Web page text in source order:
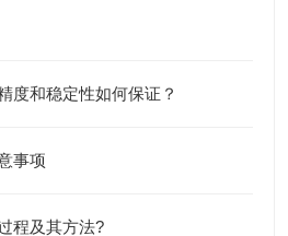
度和稳定性如何保证？
事项
程及其方法?